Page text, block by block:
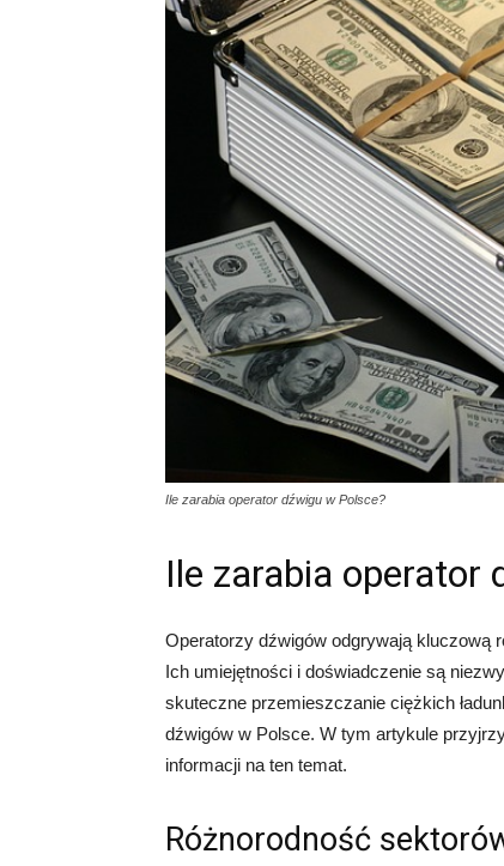
Ile zarabia operator dźwigu w Polsce?
Ile zarabia operator
Operatorzy dźwigów odgrywają kluczową
Ich umiejętności i doświadczenie są
skuteczne przemieszczanie ciężkich
dźwigów w Polsce. W tym artykule
informacji na ten temat.
Różnorodność